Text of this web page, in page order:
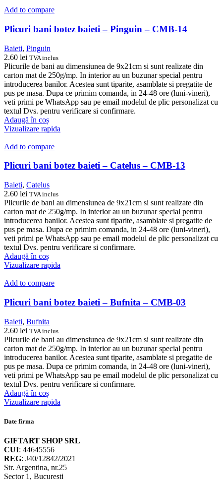
Add to compare
Plicuri bani botez baieti – Pinguin – CMB-14
Baieti, Pinguin
2.60 lei TVA inclus
Plicurile de bani au dimensiunea de 9x21cm si sunt realizate din
carton mat de 250g/mp. In interior au un buzunar special pentru
introducerea banilor. Acestea sunt tiparite, asamblate si pregatite de
pus pe masa. Dupa ce primim comanda, in 24-48 ore (luni-vineri),
veti primi pe WhatsApp sau pe email modelul de plic personalizat cu
textul Dvs. pentru verificare si confirmare.
Adaugă în coș
Vizualizare rapida
Add to compare
Plicuri bani botez baieti – Catelus – CMB-13
Baieti, Catelus
2.60 lei TVA inclus
Plicurile de bani au dimensiunea de 9x21cm si sunt realizate din
carton mat de 250g/mp. In interior au un buzunar special pentru
introducerea banilor. Acestea sunt tiparite, asamblate si pregatite de
pus pe masa. Dupa ce primim comanda, in 24-48 ore (luni-vineri),
veti primi pe WhatsApp sau pe email modelul de plic personalizat cu
textul Dvs. pentru verificare si confirmare.
Adaugă în coș
Vizualizare rapida
Add to compare
Plicuri bani botez baieti – Bufnita – CMB-03
Baieti, Bufnita
2.60 lei TVA inclus
Plicurile de bani au dimensiunea de 9x21cm si sunt realizate din
carton mat de 250g/mp. In interior au un buzunar special pentru
introducerea banilor. Acestea sunt tiparite, asamblate si pregatite de
pus pe masa. Dupa ce primim comanda, in 24-48 ore (luni-vineri),
veti primi pe WhatsApp sau pe email modelul de plic personalizat cu
textul Dvs. pentru verificare si confirmare.
Adaugă în coș
Vizualizare rapida
Date firma
GIFTART SHOP SRL
CUI: 44645556
REG: J40/12842/2021
Str. Argentina, nr.25
Sector 1, Bucuresti